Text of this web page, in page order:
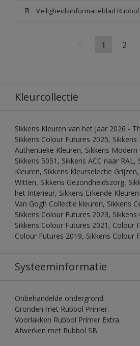
Veiligheidsinformatieblad Rubbol
1 2
Kleurcollectie
Sikkens Kleuren van het Jaar 2026 -
Sikkens Colour Futures 2025, Sikkens
Authentieke Kleuren, Sikkens Modern
Sikkens 5051, Sikkens ACC naar RAL,
Kleuren, Sikkens Kleurselectie
Witten, Sikkens Gezondheidszorg,
het Interieur, Sikkens Erkende
Van Gogh Collectie kleuren, Sikkens
Sikkens Colour Futures 2023,
Sikkens Colour Futures 2021, Colour
Colour Futures 2019, Sikkens Colour
Systeeminformatie
Onbehandelde ondergrond.
Gronden met Rubbol Primer.
Voorlakken Rubbol Primer Extra.
Afwerken met Rubbol SB.